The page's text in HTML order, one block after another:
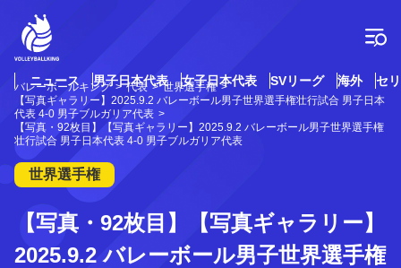
テ
ツ
プ
ニュース 男子日本代表 女子日本代表 SVリーグ 海外 セ
バレーボールキング 代表
世界選手権
【写真ギャラリー】2025.9.2 バレーボール男子世界選手権壮行試合 男子日本
代表 4-0 男子ブルガリア代表
【写真・92枚目】【写真ギャラリー】2025.9.2 バレーボール男子世界選手権
壮行試合 男子日本代表 4-0 男子ブルガリア代表
世界選手権
【写真・92枚目】【写真ギャラリー】
2025.9.2 バレーボール男子世界選手権